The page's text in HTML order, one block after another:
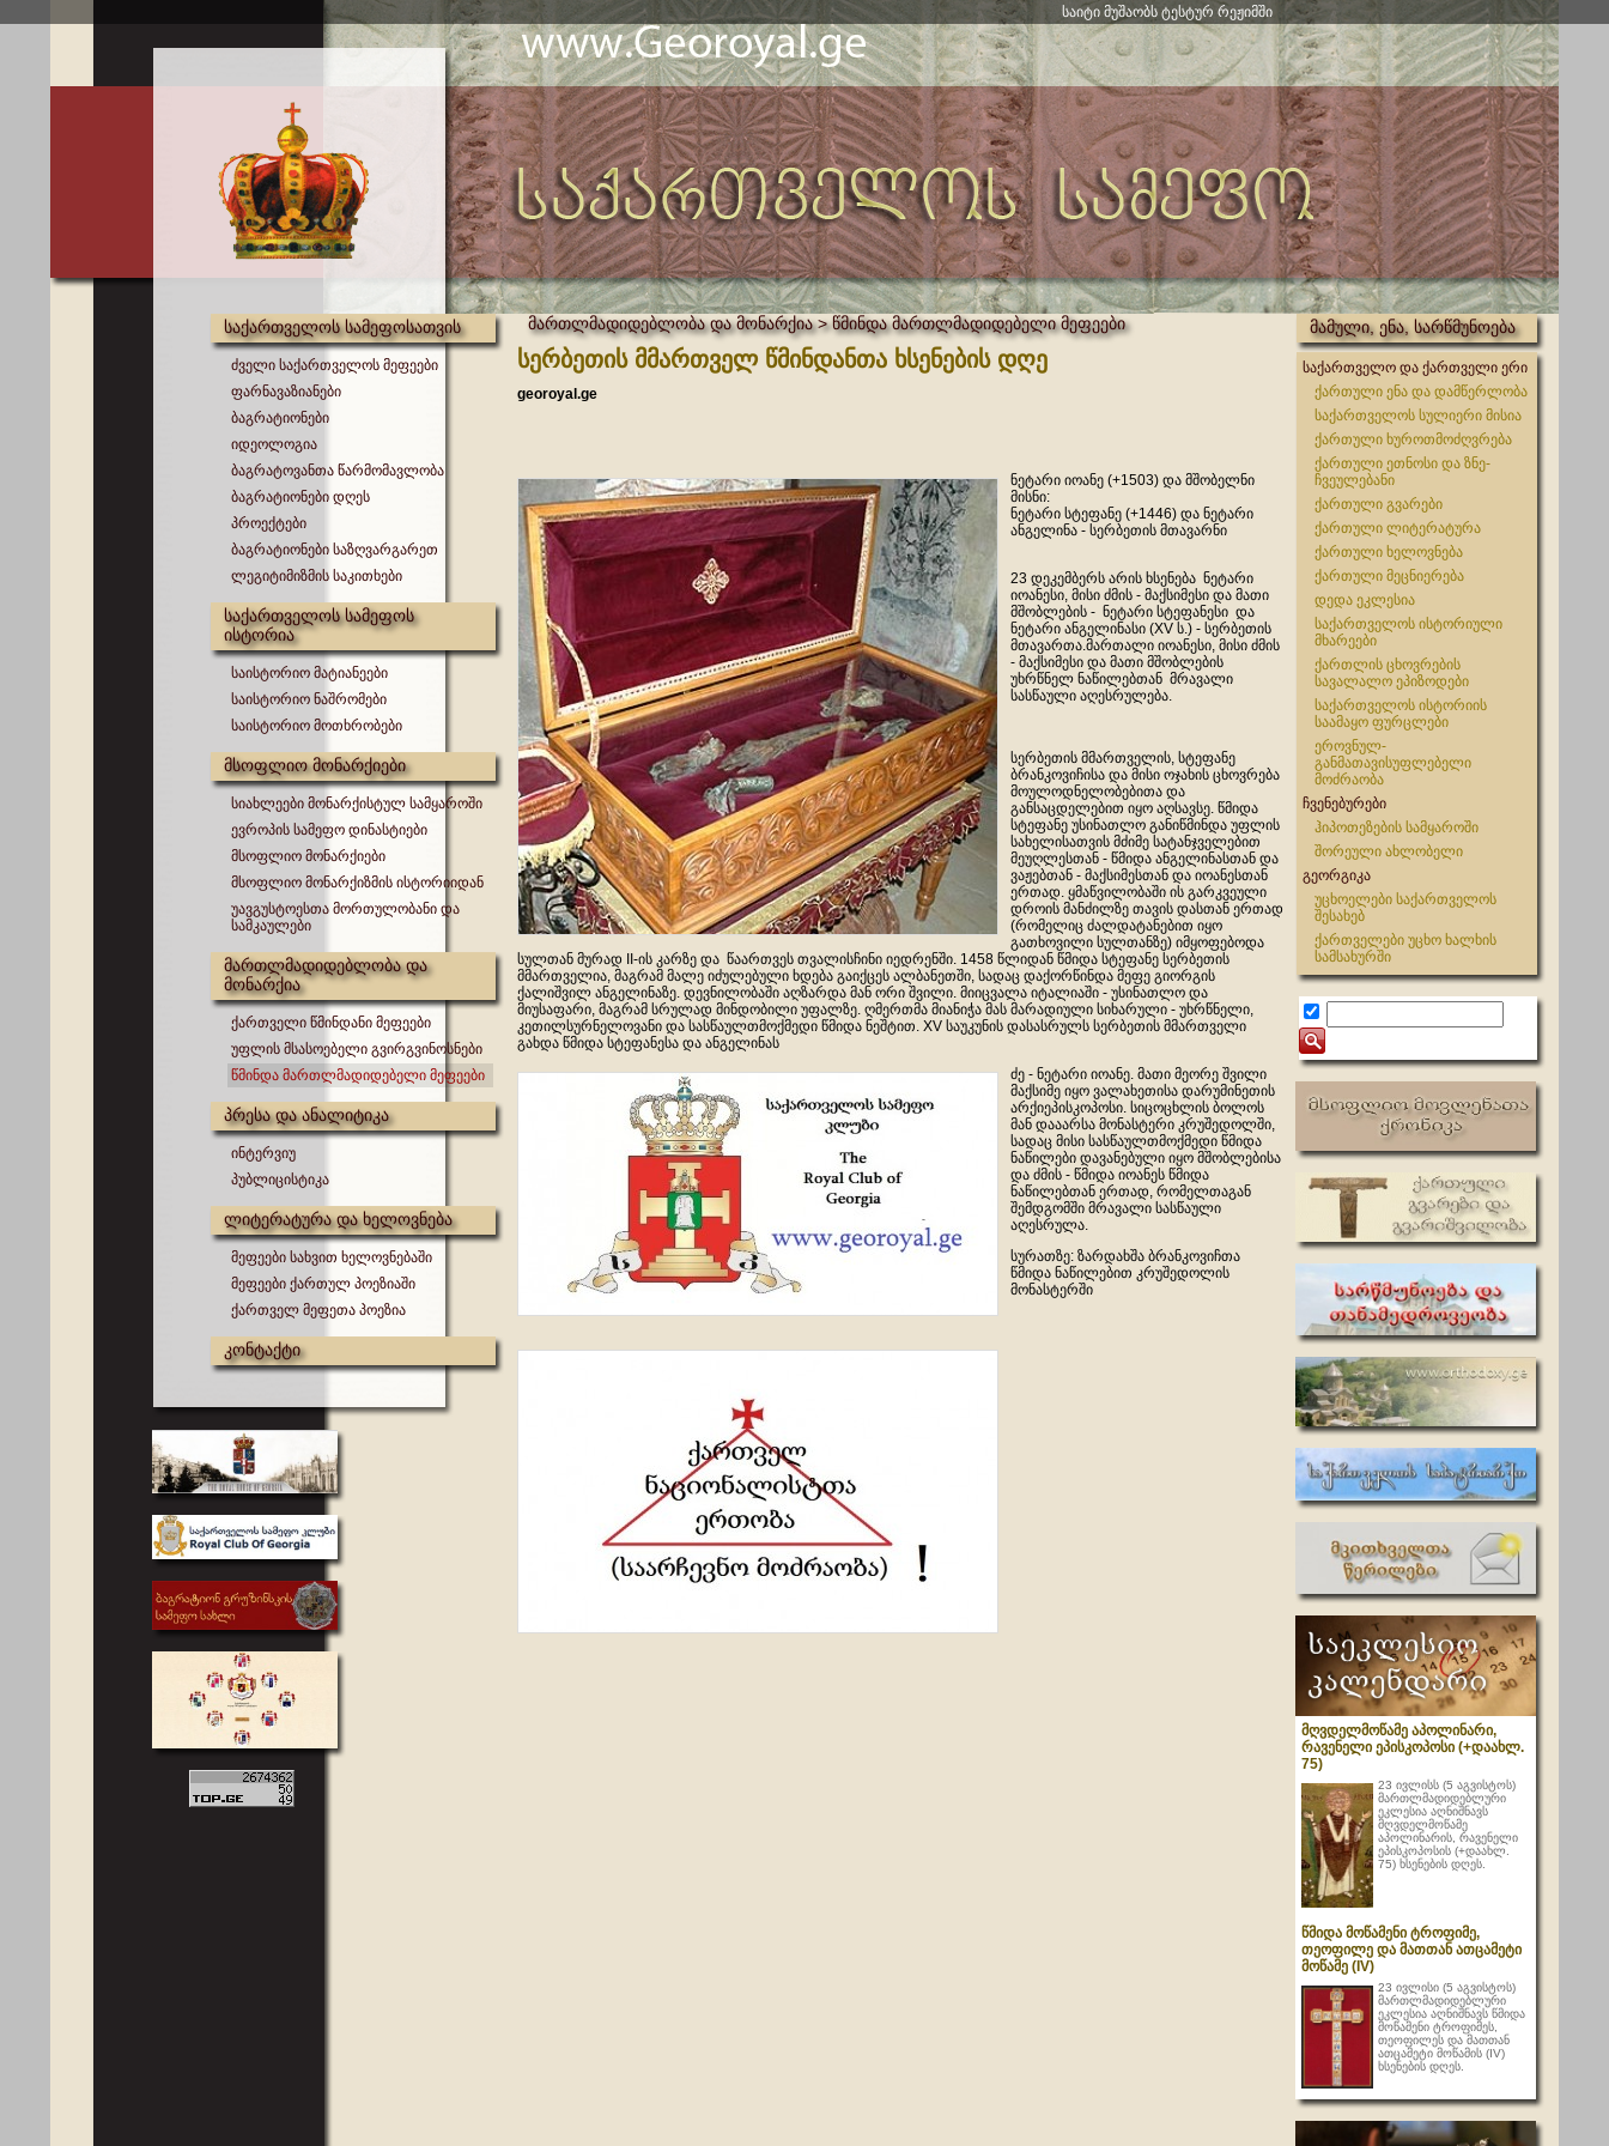
საიტი მუშაობს ტესტურ რეჟიმში
საქართველოს სამეფოსათვის
ძველი საქართველოს მეფეები
ფარნავაზიანები
ბაგრატიონები
იდეოლოგია
ბაგრატოვანთა წარმომავლობა
ბაგრატიონები დღეს
პროექტები
ბაგრატიონები საზღვარგარეთ
ლეგიტიმიზმის საკითხები
საქართველოს სამეფოს
ისტორია
საისტორიო მატიანეები
საისტორიო ნაშრომები
საისტორიო მოთხრობები
მსოფლიო მონარქიები
სიახლეები მონარქისტულ სამყაროში
ევროპის სამეფო დინასტიები
მსოფლიო მონარქიები
მსოფლიო მონარქიზმის ისტორიიდან
უავგუსტოესთა მორთულობანი და
სამკაულები
მართლმადიდებლობა და
მონარქია
ქართველი წმინდანი მეფეები
უფლის მსასოებელი გვირგვინოსნები
წმინდა მართლმადიდებელი მეფეები
პრესა და ანალიტიკა
ინტერვიუ
პუბლიცისტიკა
ლიტერატურა და ხელოვნება
მეფეები სახვით ხელოვნებაში
მეფეები ქართულ პოეზიაში
ქართველ მეფეთა პოეზია
კონტაქტი
მართლმადიდებლობა და მონარქია > წმინდა მართლმადიდებელი მეფეები
სერბეთის მმართველ წმინდანთა ხსენების დღე
georoyal.ge
ნეტარი იოანე (+1503) და მშობელნი
მისნი:
ნეტარი სტეფანე (+1446) და ნეტარი
ანგელინა - სერბეთის მთავარნი
23 დეკემბერს არის ხსენება ნეტარი
იოანესი, მისი ძმის - მაქსიმესი და მათი
მშობლების - ნეტარი სტეფანესი და
ნეტარი ანგელინასი (XV ს.) - სერბეთის
მთავართა.მართალი იოანესი, მისი ძმის
- მაქსიმესი და მათი მშობლების
უხრწნელ ნაწილებთან მრავალი
სასწაული აღესრულება.
სერბეთის მმართველის, სტეფანე
ბრანკოვიჩისა და მისი ოჯახის ცხოვრება
მოულოდნელობებითა და
განსაცდელებით იყო აღსავსე. წმიდა
სტეფანე უსინათლო განიწმინდა უფლის
სახელისათვის მძიმე სატანჯველებით
მეუღლესთან - წმიდა ანგელინასთან და
ვაჟებთან - მაქსიმესთან და იოანესთან
ერთად. ყმაწვილობაში ის გარკვეული
დროის მანძილზე თავის დასთან ერთად
(რომელიც ძალდატანებით იყო
გათხოვილი სულთანზე) იმყოფებოდა
სულთან მურად II-ის კარზე და წაართვეს თვალისჩინი იედრენში. 1458 წლიდან წმიდა სტეფანე სერბეთის
მმართველია, მაგრამ მალე იძულებული ხდება გაიქცეს ალბანეთში, სადაც დაქორწინდა მეფე გიორგის
ქალიშვილ ანგელინაზე. დევნილობაში აღზარდა მან ორი შვილი. მიიცვალა იტალიაში - უსინათლო და
მიუსაფარი, მაგრამ სრულად მინდობილი უფალზე. ღმერთმა მიანიჭა მას მარადიული სიხარული - უხრწნელი,
კეთილსურნელოვანი და სასწაულთმოქმედი წმიდა ნეშტით. XV საუკუნის დასასრულს სერბეთის მმართველი
გახდა წმიდა სტეფანესა და ანგელინას
ძე - ნეტარი იოანე. მათი მეორე შვილი
მაქსიმე იყო ვალახეთისა დარუმინეთის
არქიეპისკოპოსი. სიცოცხლის ბოლოს
მან დააარსა მონასტერი კრუშედოლში,
სადაც მისი სასწაულთმოქმედი წმიდა
ნაწილები დავანებული იყო მშობლებისა
და ძმის - წმიდა იოანეს წმიდა
ნაწილებთან ერთად, რომელთაგან
შემდგომში მრავალი სასწაული
აღესრულა.
სურათზე: ზარდახშა ბრანკოვიჩთა
წმიდა ნაწილებით კრუშედოლის
მონასტერში
მამული, ენა, სარწმუნოება
საქართველო და ქართველი ერი
ქართული ენა და დამწერლობა
საქართველოს სულიერი მისია
ქართული ხუროთმოძღვრება
ქართული ეთნოსი და ზნე-
ჩვეულებანი
ქართული გვარები
ქართული ლიტერატურა
ქართული ხელოვნება
ქართული მეცნიერება
დედა ეკლესია
საქართველოს ისტორიული
მხარეები
ქართლის ცხოვრების
სავალალო ეპიზოდები
საქართველოს ისტორიის
საამაყო ფურცლები
ეროვნულ-
განმათავისუფლებელი
მოძრაობა
ჩვენებურები
ჰიპოთეზების სამყაროში
შორეული ახლობელი
გეორგიკა
უცხოელები საქართველოს
შესახებ
ქართველები უცხო ხალხის
სამსახურში
მღვდელმოწამე აპოლინარი,
რავენელი ეპისკოპოსი (+დაახლ.
75)
23 ივლისს (5 აგვისტოს)
მართლმადიდებლური
ეკლესია აღნიშნავს
მღვდელმოწამე
აპოლინარის, რავენელი
ეპისკოპოსის (+დაახლ.
75) ხსენების დღეს.
წმიდა მოწამენი ტროფიმე,
თეოფილე და მათთან ათცამეტი
მოწამე (IV)
23 ივლისი (5 აგვისტოს)
მართლმადიდებლური
ეკლესია აღნიშნავს წმიდა
მოწამენი ტროფიმეს,
თეოფილეს და მათთან
ათცამეტი მოწამის (IV)
ხსენების დღეს.